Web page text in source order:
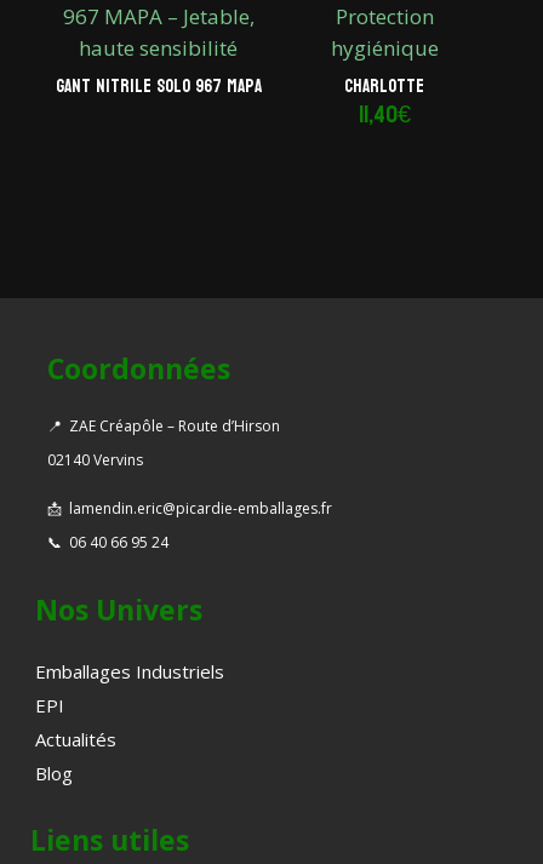
Gant nitrile Solo 967 Mapa Charlotte
11,40€
Coordonnées
📍 ZAE Créapôle – Route d’Hirson
02140 Vervins
📩 lamendin.eric@picardie-emballages.fr
📞 06 40 66 95 24
Nos Univers
Emballages Industriels
EPI
Actualités
Blog
Liens utiles